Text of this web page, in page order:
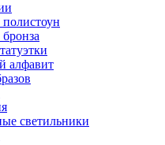
алфавит
светильники